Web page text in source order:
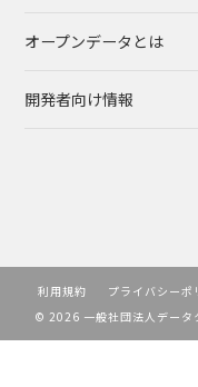
オープンデータとは
開発者向け情報
利用規約
プライバシーポ
© 2026 一般社団法人データ